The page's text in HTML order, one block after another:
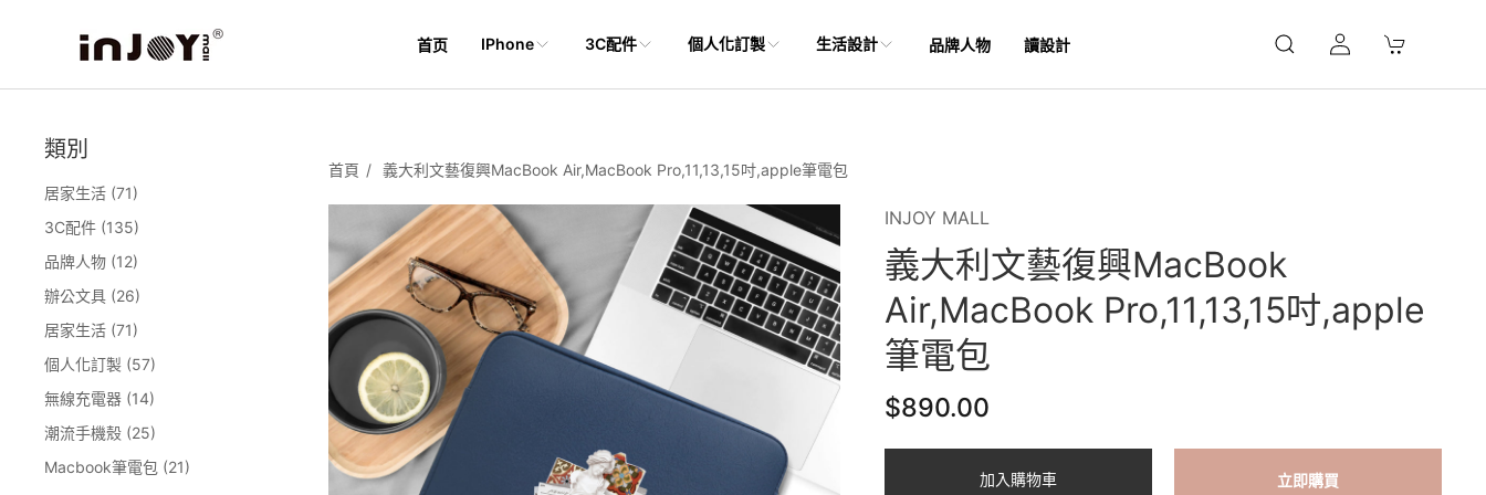
首页 IPhone 3C配件 個人化訂製 生活設計 品牌人物 讀設計
首頁 義大利文藝復興MacBook Air,MacBook Pro,11,13,15吋,apple筆電包
INJOY MALL
義大利文藝復興MacBook
Air,MacBook Pro,11,13,15吋,apple
筆電包
$890.00
加入購物車 立即購買
類別
居家生活 (71)
3C配件 (135)
品牌人物 (12)
辦公文具 (26)
居家生活 (71)
個人化訂製 (57)
無線充電器 (14)
潮流手機殼 (25)
Macbook筆電包 (21)